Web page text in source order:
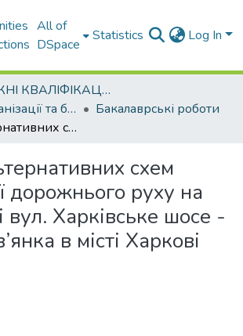
All of
DSpace
Statistics Log In
ВИПУСКНІ КВАЛІФІКАЦІЙНІ РОБОТИ
Кафедра організації та безпеки дорожнього руху
Бакалаврські роботи
Аналіз альтернативних схем організації дорожнього руху на перехресті вул. Харківське шосе - вул. Дерев’янка в місті Харкові
схем
дорожнього руху на
вул. Харківське шосе -
в місті Харкові